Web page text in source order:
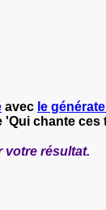
avec le
'Qui chante ces
votre résultat.